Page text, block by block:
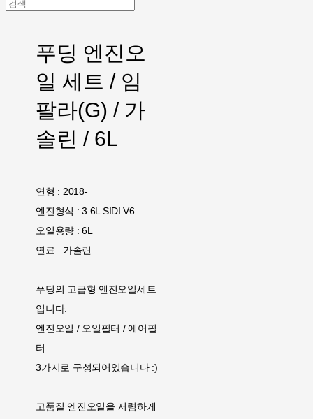
푸딩 엔진오
일 세트 / 임
팔라(G) / 가
솔린 / 6L
연형 : 2018-
엔진형식 : 3.6L SIDI V6
오일용량 : 6L
연료 : 가솔린
푸딩의 고급형 엔진오일세트
입니다.
엔진오일 / 오일필터 / 에어필
터
3가지로 구성되어있습니다 :)
고품질 엔진오일을 저렴하게